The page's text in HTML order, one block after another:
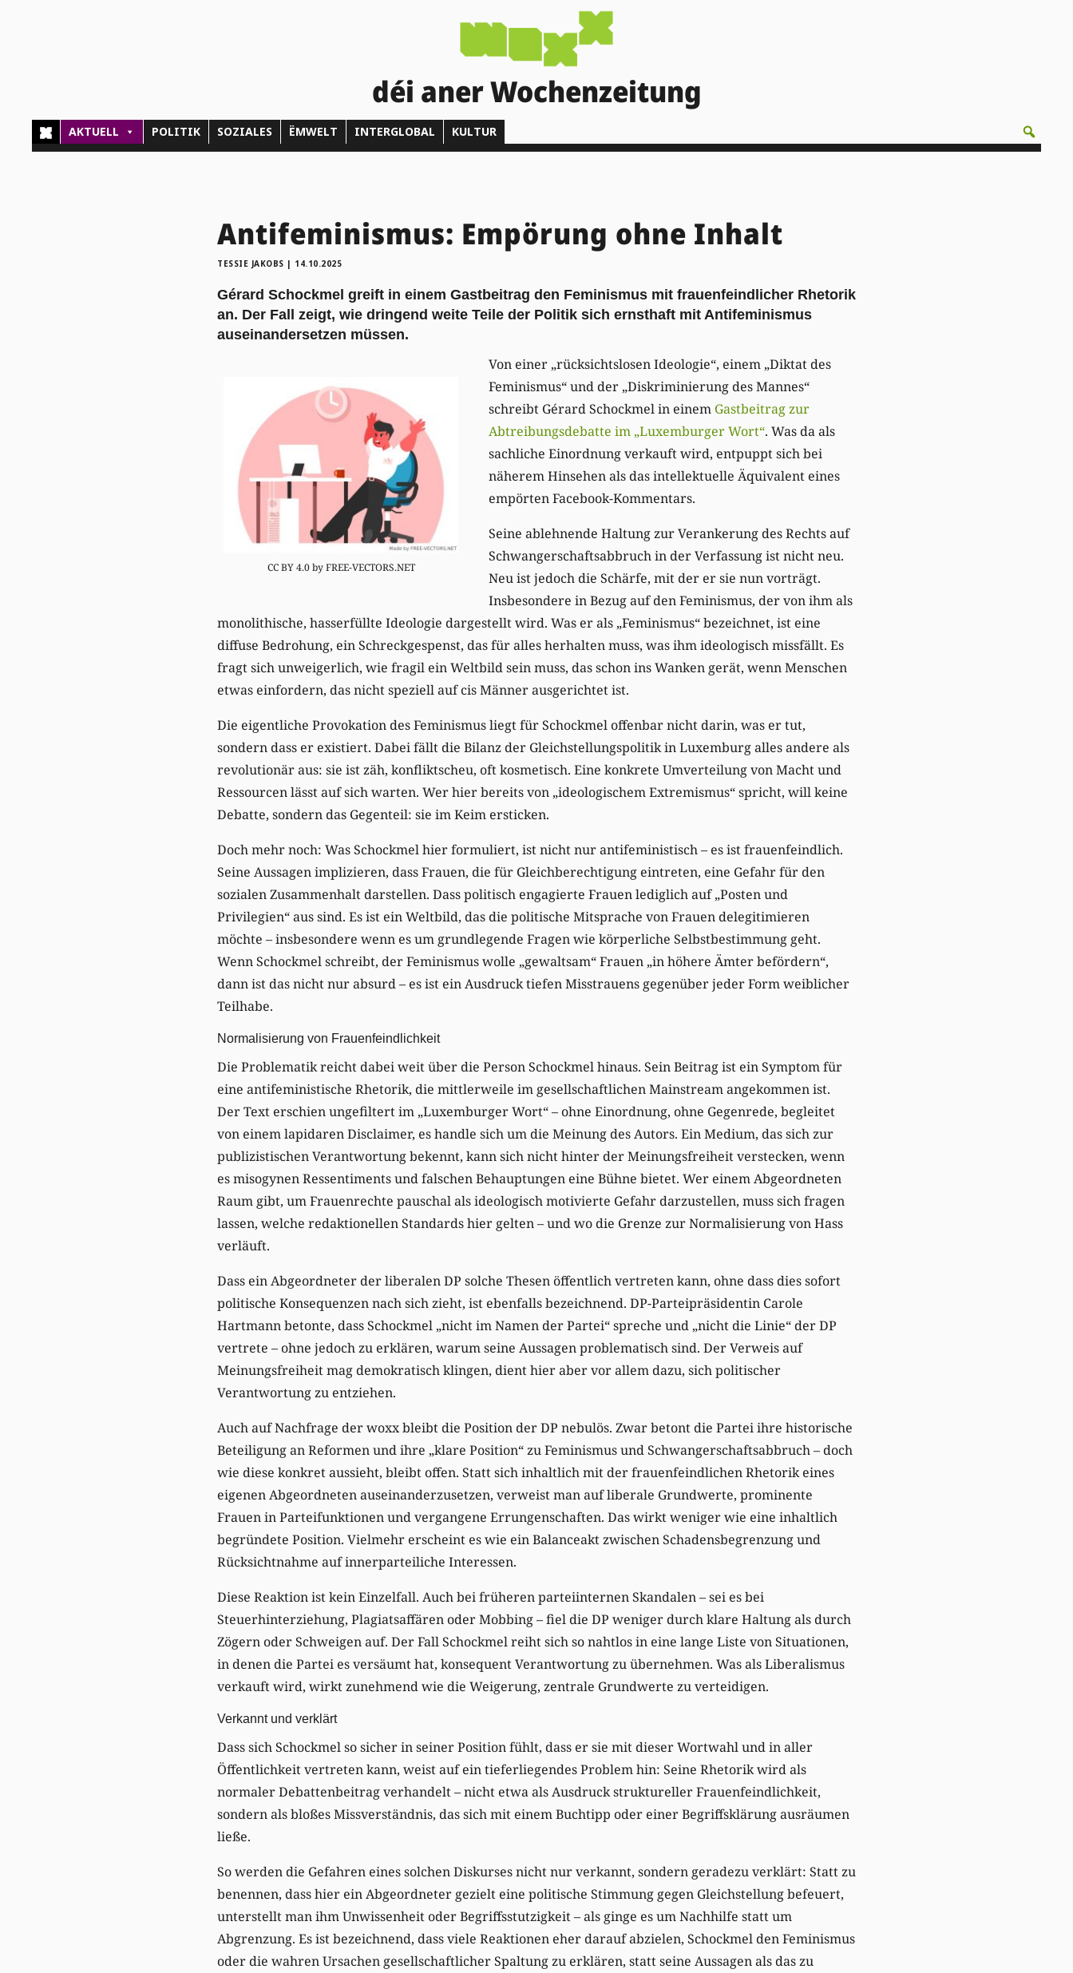
déi aner Wochenzeitung
AKTUELL POLITIK SOZIALES ËMWELT INTERGLOBAL KULTUR
Antifeminismus: Empörung ohne Inhalt
TESSIE JAKOBS | 14.10.2025
Gérard Schockmel greift in einem Gastbeitrag den Feminismus mit frauenfeindlicher Rhetorik
an. Der Fall zeigt, wie dringend weite Teile der Politik sich ernsthaft mit Antifeminismus
auseinandersetzen müssen.
CC BY 4.0 by FREE-VECTORS.NET
Von einer „rücksichtslosen Ideologie“, einem „Diktat des
Feminismus“ und der „Diskriminierung des Mannes“
schreibt Gérard Schockmel in einem Gastbeitrag zur
Abtreibungsdebatte im „Luxemburger Wort“. Was da als
sachliche Einordnung verkauft wird, entpuppt sich bei
näherem Hinsehen als das intellektuelle Äquivalent eines
empörten Facebook-Kommentars.
Seine ablehnende Haltung zur Verankerung des Rechts auf
Schwangerschaftsabbruch in der Verfassung ist nicht neu.
Neu ist jedoch die Schärfe, mit der er sie nun vorträgt.
Insbesondere in Bezug auf den Feminismus, der von ihm als
monolithische, hasserfüllte Ideologie dargestellt wird. Was er als „Feminismus“ bezeichnet, ist eine
diffuse Bedrohung, ein Schreckgespenst, das für alles herhalten muss, was ihm ideologisch missfällt. Es
fragt sich unweigerlich, wie fragil ein Weltbild sein muss, das schon ins Wanken gerät, wenn Menschen
etwas einfordern, das nicht speziell auf cis Männer ausgerichtet ist.
Die eigentliche Provokation des Feminismus liegt für Schockmel offenbar nicht darin, was er tut,
sondern dass er existiert. Dabei fällt die Bilanz der Gleichstellungspolitik in Luxemburg alles andere als
revolutionär aus: sie ist zäh, konfliktscheu, oft kosmetisch. Eine konkrete Umverteilung von Macht und
Ressourcen lässt auf sich warten. Wer hier bereits von „ideologischem Extremismus“ spricht, will keine
Debatte, sondern das Gegenteil: sie im Keim ersticken.
Doch mehr noch: Was Schockmel hier formuliert, ist nicht nur antifeministisch – es ist frauenfeindlich.
Seine Aussagen implizieren, dass Frauen, die für Gleichberechtigung eintreten, eine Gefahr für den
sozialen Zusammenhalt darstellen. Dass politisch engagierte Frauen lediglich auf „Posten und
Privilegien“ aus sind. Es ist ein Weltbild, das die politische Mitsprache von Frauen delegitimieren
möchte – insbesondere wenn es um grundlegende Fragen wie körperliche Selbstbestimmung geht.
Wenn Schockmel schreibt, der Feminismus wolle „gewaltsam“ Frauen „in höhere Ämter befördern“,
dann ist das nicht nur absurd – es ist ein Ausdruck tiefen Misstrauens gegenüber jeder Form weiblicher
Teilhabe.
Normalisierung von Frauenfeindlichkeit
Die Problematik reicht dabei weit über die Person Schockmel hinaus. Sein Beitrag ist ein Symptom für
eine antifeministische Rhetorik, die mittlerweile im gesellschaftlichen Mainstream angekommen ist.
Der Text erschien ungefiltert im „Luxemburger Wort“ – ohne Einordnung, ohne Gegenrede, begleitet
von einem lapidaren Disclaimer, es handle sich um die Meinung des Autors. Ein Medium, das sich zur
publizistischen Verantwortung bekennt, kann sich nicht hinter der Meinungsfreiheit verstecken, wenn
es misogynen Ressentiments und falschen Behauptungen eine Bühne bietet. Wer einem Abgeordneten
Raum gibt, um Frauenrechte pauschal als ideologisch motivierte Gefahr darzustellen, muss sich fragen
lassen, welche redaktionellen Standards hier gelten – und wo die Grenze zur Normalisierung von Hass
verläuft.
Dass ein Abgeordneter der liberalen DP solche Thesen öffentlich vertreten kann, ohne dass dies sofort
politische Konsequenzen nach sich zieht, ist ebenfalls bezeichnend. DP-Parteipräsidentin Carole
Hartmann betonte, dass Schockmel „nicht im Namen der Partei“ spreche und „nicht die Linie“ der DP
vertrete – ohne jedoch zu erklären, warum seine Aussagen problematisch sind. Der Verweis auf
Meinungsfreiheit mag demokratisch klingen, dient hier aber vor allem dazu, sich politischer
Verantwortung zu entziehen.
Auch auf Nachfrage der woxx bleibt die Position der DP nebulös. Zwar betont die Partei ihre historische
Beteiligung an Reformen und ihre „klare Position“ zu Feminismus und Schwangerschaftsabbruch – doch
wie diese konkret aussieht, bleibt offen. Statt sich inhaltlich mit der frauenfeindlichen Rhetorik eines
eigenen Abgeordneten auseinanderzusetzen, verweist man auf liberale Grundwerte, prominente
Frauen in Parteifunktionen und vergangene Errungenschaften. Das wirkt weniger wie eine inhaltlich
begründete Position. Vielmehr erscheint es wie ein Balanceakt zwischen Schadensbegrenzung und
Rücksichtnahme auf innerparteiliche Interessen.
Diese Reaktion ist kein Einzelfall. Auch bei früheren parteiinternen Skandalen – sei es bei
Steuerhinterziehung, Plagiatsaffären oder Mobbing – fiel die DP weniger durch klare Haltung als durch
Zögern oder Schweigen auf. Der Fall Schockmel reiht sich so nahtlos in eine lange Liste von Situationen,
in denen die Partei es versäumt hat, konsequent Verantwortung zu übernehmen. Was als Liberalismus
verkauft wird, wirkt zunehmend wie die Weigerung, zentrale Grundwerte zu verteidigen.
Verkannt und verklärt
Dass sich Schockmel so sicher in seiner Position fühlt, dass er sie mit dieser Wortwahl und in aller
Öffentlichkeit vertreten kann, weist auf ein tieferliegendes Problem hin: Seine Rhetorik wird als
normaler Debattenbeitrag verhandelt – nicht etwa als Ausdruck struktureller Frauenfeindlichkeit,
sondern als bloßes Missverständnis, das sich mit einem Buchtipp oder einer Begriffsklärung ausräumen
ließe.
So werden die Gefahren eines solchen Diskurses nicht nur verkannt, sondern geradezu verklärt: Statt zu
benennen, dass hier ein Abgeordneter gezielt eine politische Stimmung gegen Gleichstellung befeuert,
unterstellt man ihm Unwissenheit oder Begriffsstutzigkeit – als ginge es um Nachhilfe statt um
Abgrenzung. Es ist bezeichnend, dass viele Reaktionen eher darauf abzielen, Schockmel den Feminismus
oder die wahren Ursachen gesellschaftlicher Spaltung zu erklären, statt seine Aussagen als das zu